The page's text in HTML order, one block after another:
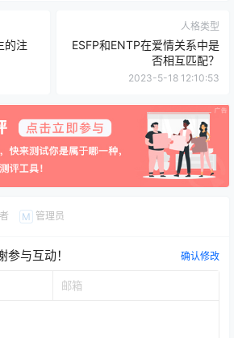
的注
人格类型
ESFP和ENTP在爱情关系中是
否相互匹配？
2023-5-18 12:10:53
M 管理员
与互动！ 确认修改